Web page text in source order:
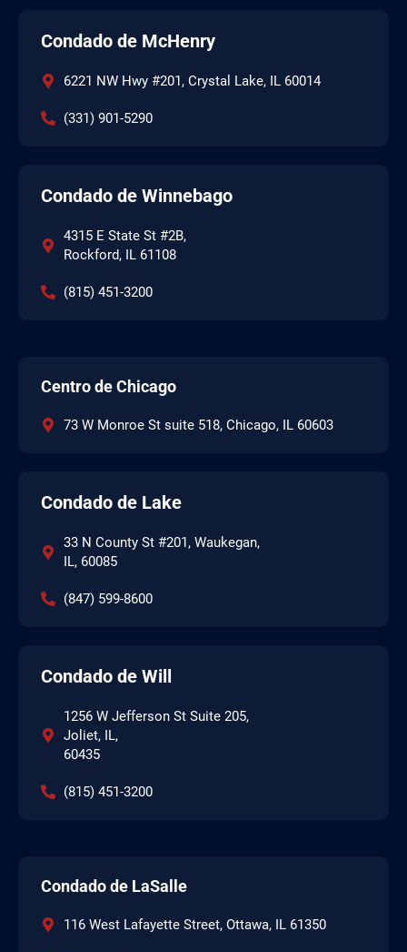
Condado de McHenry
6221 NW Hwy #201, Crystal Lake, IL 60014
(331) 901-5290
Condado de Winnebago
4315 E State St #2B,
Rockford, IL 61108
(815) 451-3200
Centro de Chicago
73 W Monroe St suite 518, Chicago, IL 60603
Condado de Lake
33 N County St #201, Waukegan,
IL, 60085
(847) 599-8600
Condado de Will
1256 W Jefferson St Suite 205,
Joliet, IL,
60435
(815) 451-3200
Condado de LaSalle
116 West Lafayette Street, Ottawa, IL 61350